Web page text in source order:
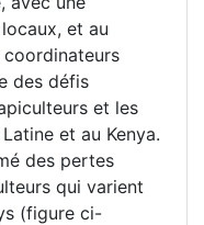
et au
coordinateurs
des défis
et les
et au Kenya.
des pertes
qui varient
(figure ci-